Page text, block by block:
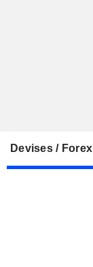
Devises / Forex